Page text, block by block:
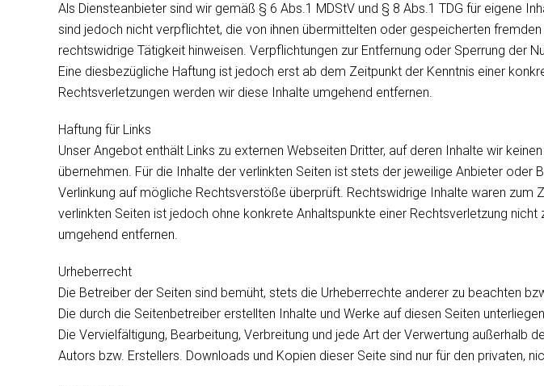
Als Diensteanbieter sind wir gemäß § 6 Abs.1 MDStV und § 8 Abs.1 TDG für eigene
sind jedoch nicht verpflichtet, die von ihnen übermittelten oder gespeicherten
rechtswidrige Tätigkeit hinweisen. Verpflichtungen zur Entfernung oder Sperrung der
Eine diesbezügliche Haftung ist jedoch erst ab dem Zeitpunkt der Kenntnis einer
Rechtsverletzungen werden wir diese Inhalte umgehend entfernen.
Haftung für Links
Unser Angebot enthält Links zu externen Webseiten Dritter, auf deren Inhalte wir
übernehmen. Für die Inhalte der verlinkten Seiten ist stets der jeweilige Anbieter
Verlinkung auf mögliche Rechtsverstöße überprüft. Rechtswidrige Inhalte waren zum
verlinkten Seiten ist jedoch ohne konkrete Anhaltspunkte einer Rechtsverletzung
umgehend entfernen.
Urheberrecht
Die Betreiber der Seiten sind bemüht, stets die Urheberrechte anderer zu beachten
Die durch die Seitenbetreiber erstellten Inhalte und Werke auf diesen Seiten
Die Vervielfältigung, Bearbeitung, Verbreitung und jede Art der Verwertung
Autors bzw. Erstellers. Downloads und Kopien dieser Seite sind nur für den privaten,